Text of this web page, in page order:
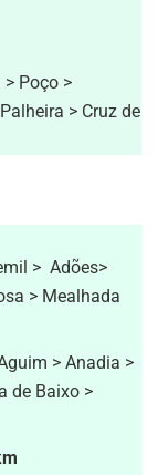
Poço >
> Cruz de
> Adões>
> Mealhada
> Anadia >
de Baixo >